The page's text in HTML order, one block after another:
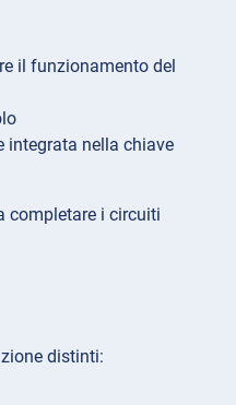
il funzionamento del
integrata nella chiave
completare i circuiti
distinti: